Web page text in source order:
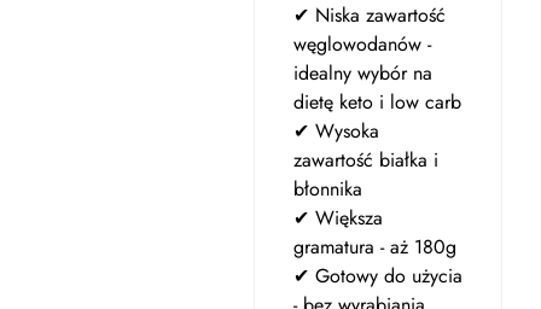
✔ Niska zawartość
węglowodanów -
idealny wybór na
dietę keto i low carb
✔ Wysoka
zawartość białka i
błonnika
✔ Większa
gramatura - aż 180g
✔ Gotowy do użycia